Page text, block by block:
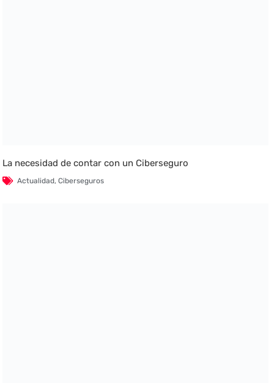
La necesidad de contar con un Ciberseguro
Actualidad,Ciberseguros